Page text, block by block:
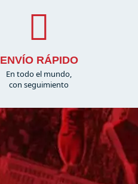
ENVÍO RÁPIDO
En todo el mundo,
con seguimiento